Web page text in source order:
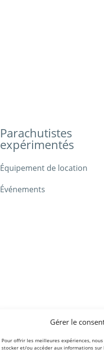
Gérer le
Pour offrir les meilleures expériences,
stocker et/ou accéder aux informations
Parachutistes
expérimentés
Équipement de location
Événements